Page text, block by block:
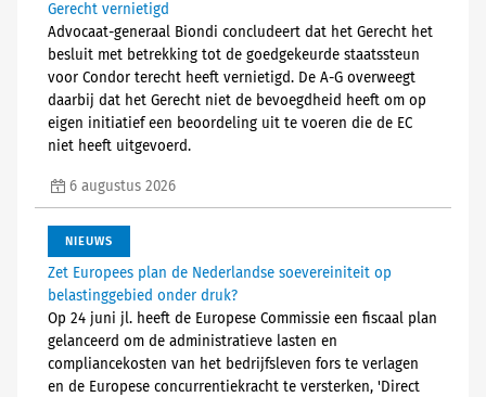
Gerecht vernietigd
Advocaat-generaal Biondi concludeert dat het Gerecht het
besluit met betrekking tot de goedgekeurde staatssteun
voor Condor terecht heeft vernietigd. De A-G overweegt
daarbij dat het Gerecht niet de bevoegdheid heeft om op
eigen initiatief een beoordeling uit te voeren die de EC
niet heeft uitgevoerd.
6 augustus 2026
NIEUWS
Zet Europees plan de Nederlandse soevereiniteit op
belastinggebied onder druk?
Op 24 juni jl. heeft de Europese Commissie een fiscaal plan
gelanceerd om de administratieve lasten en
compliancekosten van het bedrijfsleven fors te verlagen
en de Europese concurrentiekracht te versterken, 'Direct